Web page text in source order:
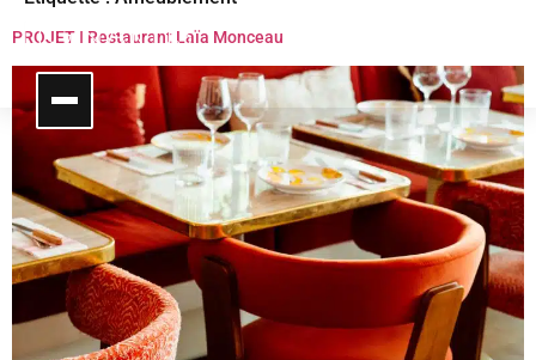
PROJET I Restaurant Laïa Monceau